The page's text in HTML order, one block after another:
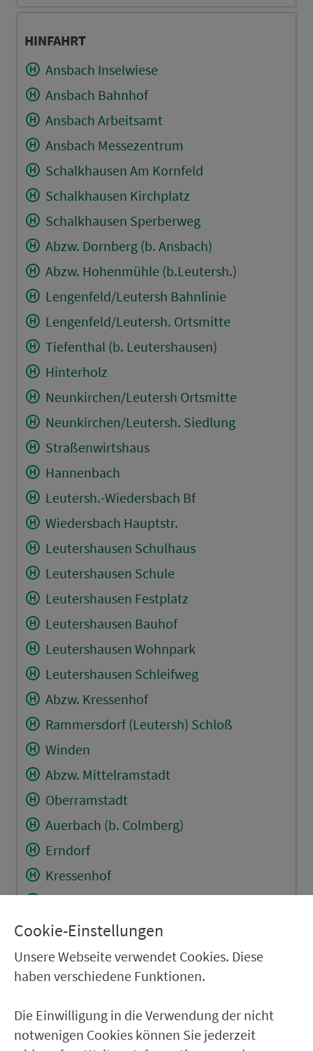
HINFAHRT
Ansbach Inselwiese
Ansbach Bahnhof
Ansbach Arbeitsamt
Ansbach Messezentrum
Schalkhausen Am Kornfeld
Schalkhausen Kirchplatz
Schalkhausen Sperberweg
Abzw. Dornberg (b. Ansbach)
Abzw. Hohenmühle (b.Leutersh.)
Lengenfeld/Leutersh Bahnlinie
Lengenfeld/Leutersh. Ortsmitte
Tiefenthal (b. Leutershausen)
Hinterholz
Neunkirchen/Leutersh Ortsmitte
Neunkirchen/Leutersh. Siedlung
Straßenwirtshaus
Hannenbach
Leutersh.-Wiedersbach Bf
Wiedersbach Hauptstr.
Leutershausen Schulhaus
Leutershausen Schule
Leutershausen Festplatz
Leutershausen Bauhof
Leutershausen Wohnpark
Leutershausen Schleifweg
Abzw. Kressenhof
Rammersdorf (Leutersh) Schloß
Winden
Abzw. Mittelramstadt
Oberramstadt
Auerbach (b. Colmberg)
Erndorf
Kressenhof
Abzw. Bauzenweiler
Abzw. Meuchlein
RÜCKFAHRT
Wiedersbach Ortsmitte
Cookie-Einstellungen
Unsere Webseite verwendet Cookies. Diese
haben verschiedene Funktionen.
Die Einwilligung in die Verwendung der nicht
notwenigen Cookies können Sie jederzeit